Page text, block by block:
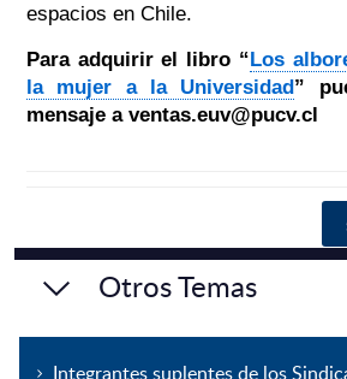
espacios en Chile.
Para adquirir el libro “ Los
la mujer a la Universidad ”
mensaje a ventas.euv@pucv.cl
Otros Temas
Integrantes suplentes de los